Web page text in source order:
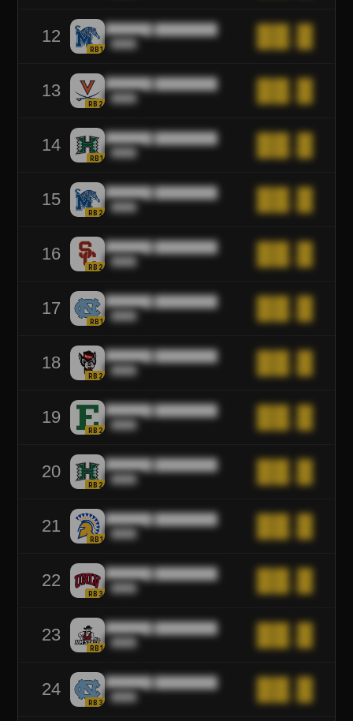
12
RB1
██████ ████████
████
13
RB2
██████ ████████
████
14
RB1
██████ ████████
████
15
RB2
██████ ████████
████
16
RB2
██████ ████████
████
17
RB1
██████ ████████
████
18
RB2
██████ ████████
████
19
RB2
██████ ████████
████
20
RB2
██████ ████████
████
21
RB1
██████ ████████
████
22
RB3
██████ ████████
████
23
RB1
██████ ████████
████
24
RB3
██████ ████████
████